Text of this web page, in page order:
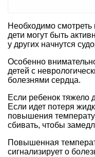
Необходимо
дети могут быть
у других начнутся
Особенно
детей с
болезнями сердца.
Если ребенок тяжело
Если идет потеря
повышения
сбивать, чтобы
Повышенная
сигнализирует о